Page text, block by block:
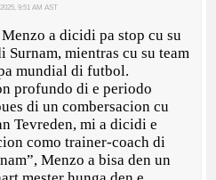
9:51 AM AST
a dicidi pa stop cu su
Surnam, mientras cu su team
mundial di futbol.
profundo di e periodo
di un combersacion cu
Tevreden, mi a dicidi e
como trainer-coach di
Menzo a bisa den un